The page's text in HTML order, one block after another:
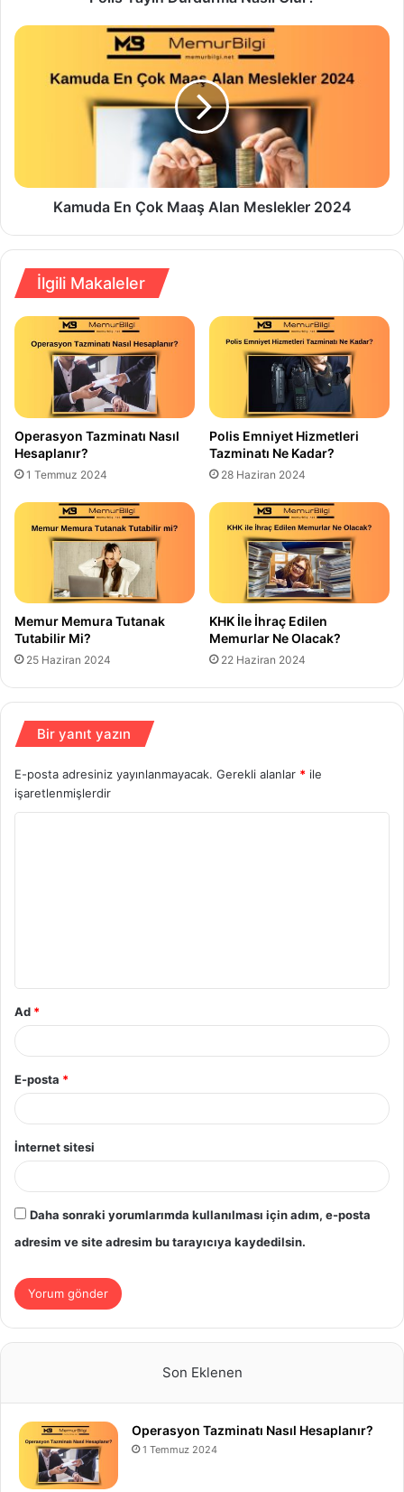
Kamuda En Çok Maaş Alan Meslekler 2024
İlgili Makaleler
Operasyon Tazminatı Nasıl
Hesaplanır?
1 Temmuz 2024
Polis Emniyet Hizmetleri
Tazminatı Ne Kadar?
28 Haziran 2024
Memur Memura Tutanak
Tutabilir Mi?
25 Haziran 2024
KHK İle İhraç Edilen
Memurlar Ne Olacak?
22 Haziran 2024
Bir yanıt yazın
E-posta adresiniz yayınlanmayacak. Gerekli alanlar * ile
işaretlenmişlerdir
Ad *
E-posta *
İnternet sitesi
Daha sonraki yorumlarımda kullanılması için adım, e-posta
adresim ve site adresim bu tarayıcıya kaydedilsin.
Son Eklenen
Operasyon Tazminatı Nasıl Hesaplanır?
1 Temmuz 2024